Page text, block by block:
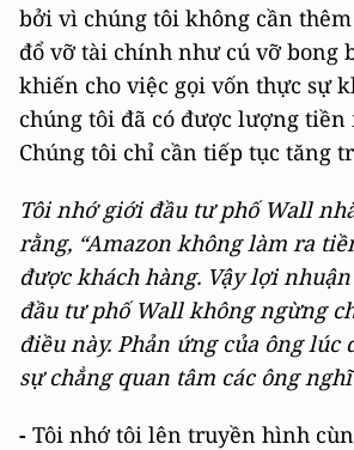
bởi vì chúng tôi không cần
đổ vỡ tài chính như cú vỡ bong
khiến cho việc gọi vốn thực sự
chúng tôi đã có được lượng tiền
Chúng tôi chỉ cần tiếp tục tăng
Tôi nhớ giới đầu tư phố Wall
rằng, “Amazon không làm ra
được khách hàng. Vậy lợi
đầu tư phố Wall không ngừng
điều này. Phản ứng của ông lúc
sự chẳng quan tâm các ông nghĩ
- Tôi nhớ tôi lên truyền hình